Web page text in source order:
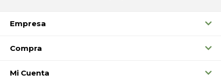
Empresa
Compra
Mi Cuenta